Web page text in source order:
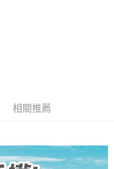
、核對及更正。
support/home
先享後付」服務完成之交
將交易相關給付款項請求債
之損失，本公司不負相關責
冊。若發現惡意使用之情形，
相關推薦